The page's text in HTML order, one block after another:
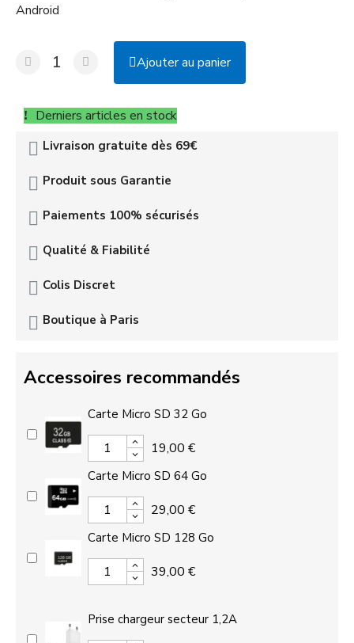
Android
Ajouter au panier
Derniers articles en stock
Livraison gratuite dès 69€
Produit sous Garantie
Paiements 100% sécurisés
Qualité & Fiabilité
Colis Discret
Boutique à Paris
Accessoires recommandés
Carte Micro SD 32 Go
19,00 €
Carte Micro SD 64 Go
29,00 €
Carte Micro SD 128 Go
39,00 €
Prise chargeur secteur 1,2A